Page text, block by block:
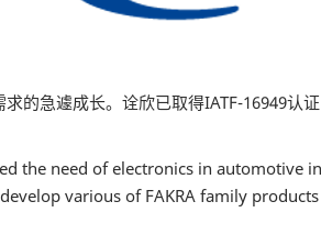
的急遽成长。诠欣已取得IATF-16949
the need of electronics in automotive
various of FAKRA family